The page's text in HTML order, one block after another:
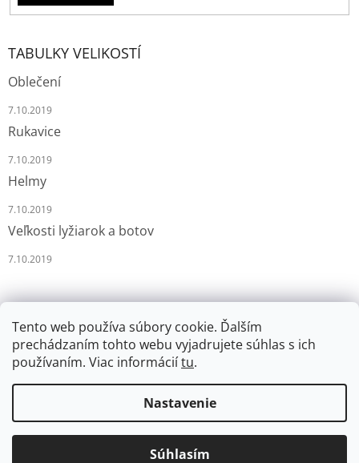
Tento web používa súbory cookie. Ďalším
prechádzaním tohto webu vyjadrujete súhlas s ich
používaním. Viac informáciítu.
Nastavenie
Súhlasím
TABULKY VELIKOSTÍ
Oblečení
7.10.2019
Rukavice
7.10.2019
Helmy
7.10.2019
Veľkosti lyžiarok a botov
7.10.2019
Copyright 2026LYŽÁRNA-BRUSLÁRNA. Všetky práva
vyhradené.